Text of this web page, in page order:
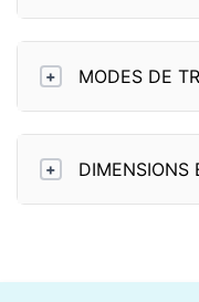
+ MODES DE
+ DIMENSIONS